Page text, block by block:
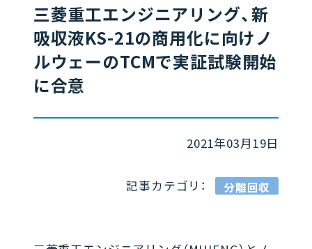
三菱重工エンジニアリング、新
吸収液KS-21の商用化に向けノ
ルウェーのTCMで実証試験開始
に合意
2021年03月19日
記事カテゴリ： 分離回収